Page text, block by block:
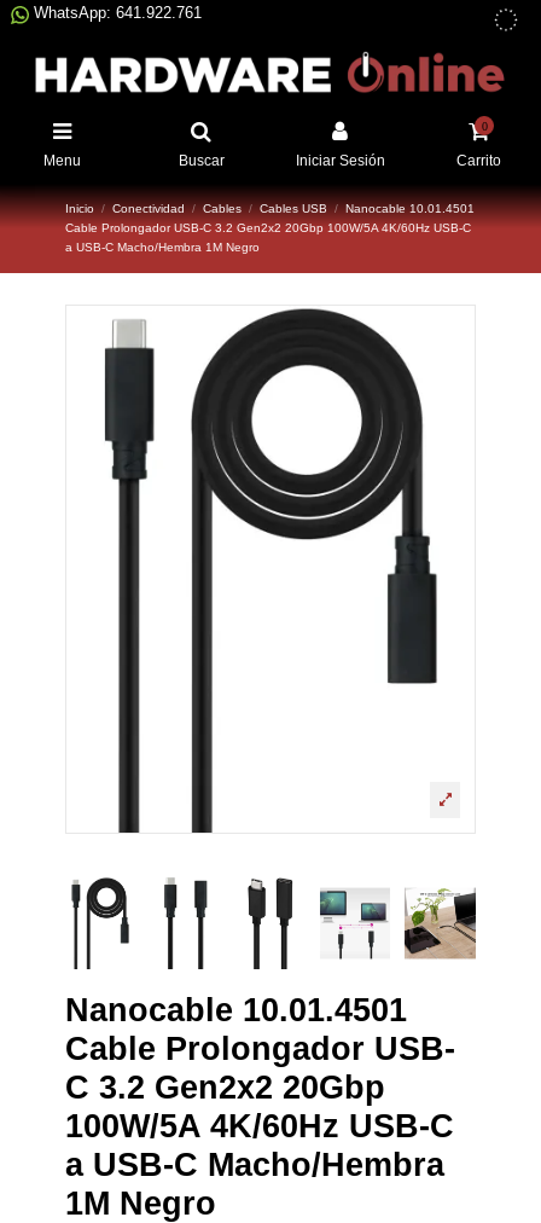
WhatsApp: 641.922.761
Menu Buscar Iniciar Sesión
0
Carrito
Inicio Conectividad Cables Cables USB
Nanocable 10.01.4501
Cable Prolongador USB-C 3.2 Gen2x2 20Gbp 100W/5A 4K/60Hz USB-C
a USB-C Macho/Hembra 1M Negro
Nanocable 10.01.4501
Cable Prolongador USB-
C 3.2 Gen2x2 20Gbp
100W/5A 4K/60Hz USB-C
a USB-C Macho/Hembra
1M Negro